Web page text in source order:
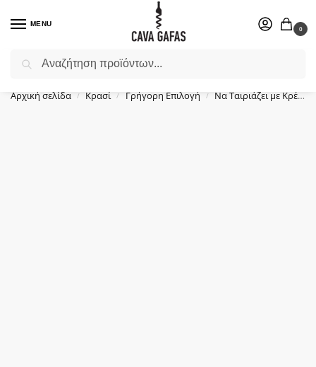
MENU
0
Επιλέξτε ένα δώρο για το αγαπημένο σας πρόσωπο.
Αρχική σελίδα / Κρασί / Γρήγορη Επιλογή / Να Ταιριάζει με Κρέας